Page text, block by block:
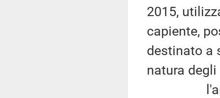
2015,
capiente,
destinato a
natura